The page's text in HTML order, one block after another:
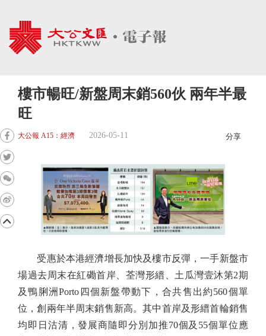
樓市暢旺/新盤周末銷560伙 兩年半最
旺
大公報 A15：經濟 2026-05-11 分享
受惠於本港經濟增長加快及樓市反彈，一手新盤市
場過去周末在紅磡首岸、荃灣形縉、土瓜灣壹沐第2期
及鴨脷洲Porto四個新盤帶動下，合共售出約560個單
位，創兩年半周末銷售新高。其中首岸及形縉首輪銷售
均即日沽清，發展商隨即分別加推70個及55個單位應